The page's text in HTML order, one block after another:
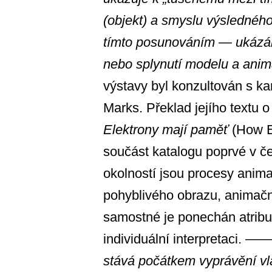
(objekt) a smyslu
tímto posunováním —
nebo splynutí modelu a
výstavy byl konzultován s
Marks. Překlad jejího textu
Elektrony mají paměť(How
součást katalogu poprvé v
okolností jsou procesy
pohyblivého obrazu,
samostné je ponechán
individuální interpretaci.
stává počátkem vyprávění